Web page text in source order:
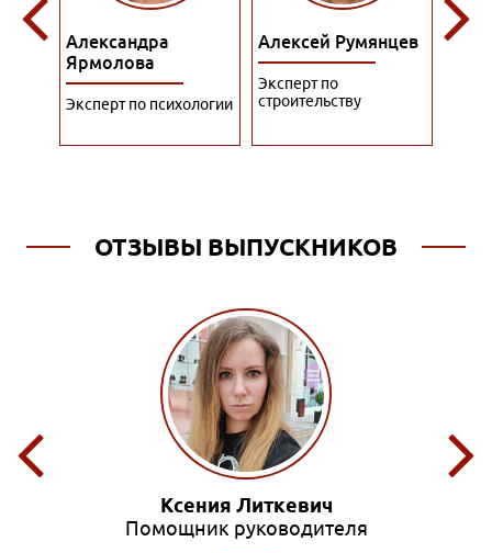
Алексей Румянцев
Эксперт по
строительству
Алина Куприянова
Преподаватель по
гостиничному бизнесу
ОТЗЫВЫ ВЫПУСКНИКОВ
Влад Ханбабаев
Экономист